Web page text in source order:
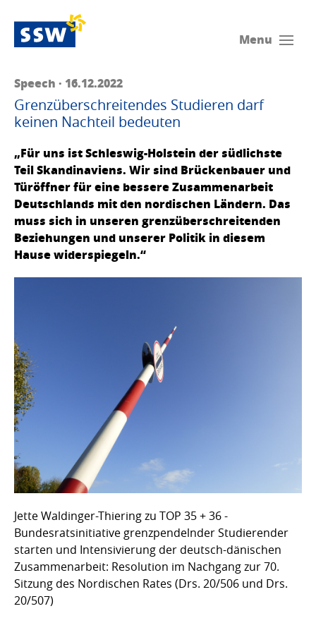
Menu
Speech · 16.12.2022
Grenzüberschreitendes Studieren darf
keinen Nachteil bedeuten
„Für uns ist Schleswig-Holstein der südlichste
Teil Skandinaviens. Wir sind Brückenbauer und
Türöffner für eine bessere Zusammenarbeit
Deutschlands mit den nordischen Ländern. Das
muss sich in unseren grenzüberschreitenden
Beziehungen und unserer Politik in diesem
Hause widerspiegeln.“
Jette Waldinger-Thiering zu TOP 35 + 36 -
Bundesratsinitiative grenzpendelnder Studierender
starten und Intensivierung der deutsch-dänischen
Zusammenarbeit: Resolution im Nachgang zur 70.
Sitzung des Nordischen Rates (Drs. 20/506 und Drs.
20/507)